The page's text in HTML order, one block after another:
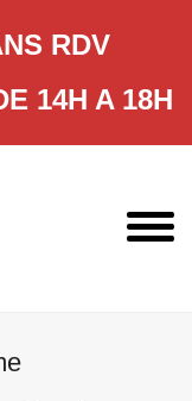
RDV
14H A 18H